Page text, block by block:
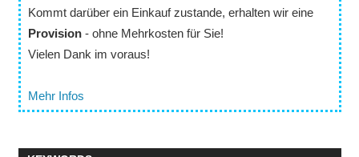
Kommt darüber ein Einkauf zustande, erhalten wir eine
Provision- ohne Mehrkosten für Sie!
Vielen Dank im voraus!
Mehr Infos